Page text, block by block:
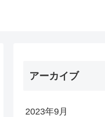
アーカイブ
2023年9月